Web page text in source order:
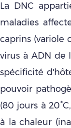
La DNC
maladies
caprins (variole
virus à ADN de
spécificité
pouvoir
(80 jours à
à la chaleur